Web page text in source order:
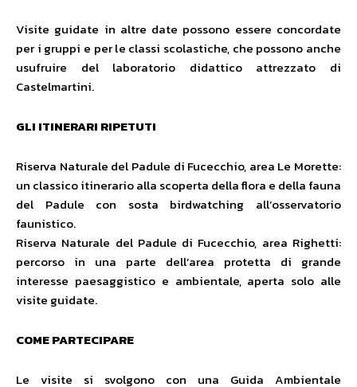
Visite guidate in altre date possono essere concordate
per i gruppi e per le classi scolastiche, che possono anche
usufruire del laboratorio didattico attrezzato di
Castelmartini.
GLI ITINERARI RIPETUTI
Riserva Naturale del Padule di Fucecchio, area Le Morette:
un classico itinerario alla scoperta della flora e della fauna
del Padule con sosta birdwatching all’osservatorio
faunistico.
Riserva Naturale del Padule di Fucecchio, area Righetti:
percorso in una parte dell’area protetta di grande
interesse paesaggistico e ambientale, aperta solo alle
visite guidate.
COME PARTECIPARE
Le visite si svolgono con una Guida Ambientale